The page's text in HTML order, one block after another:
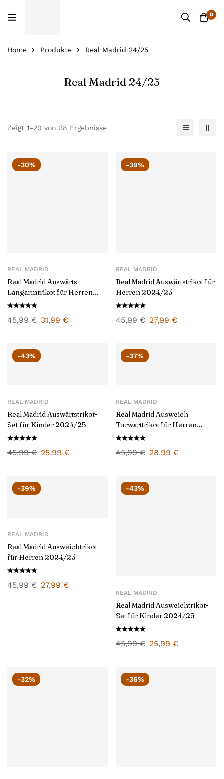
0
Home Produkte Real Madrid 24/25
Real Madrid 24/25
Zeigt 1–20 von 38 Ergebnisse
-30%
REAL MADRID
Real Madrid Auswärts
Langarmtrikot für Herren
2024/25
45,99€ 31,99 €
-39%
REAL MADRID
Real Madrid Auswärtstrikot für
Herren 2024/25
45,99€ 27,99 €
-43%
REAL MADRID
Real Madrid Auswärtstrikot-
Set für Kinder 2024/25
45,99€ 25,99 €
-37%
REAL MADRID
Real Madrid Ausweich
Torwarttrikot für Herren
2024/25
45,99€ 28,99 €
-39%
REAL MADRID
Real Madrid Ausweichtrikot
für Herren 2024/25
45,99€ 27,99 €
-43%
REAL MADRID
Real Madrid Ausweichtrikot-
Set für Kinder 2024/25
45,99€ 25,99 €
-32% -36%